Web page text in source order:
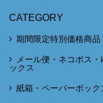
CATEGORY
期間限定特別価格商品
メール便・ネコポス
ックス
紙箱・ペーパーボック